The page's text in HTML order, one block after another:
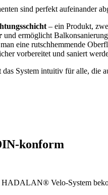
sind perfekt aufeinander
– ein Produkt,
und ermöglicht
eine rutschhemmende
vorbereitet und saniert
System intuitiv für alle, die
Velo‑System